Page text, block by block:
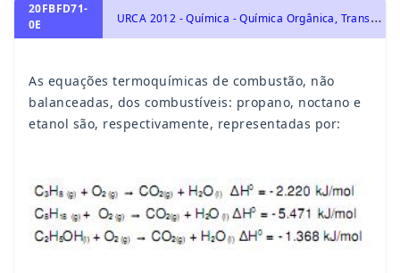
20FBFD71-
0E
U
RCA 2012 - Química - Química Orgânica, Transformações Químicas e Energia, Fórmulas, Balanceamento e Leis ponderais das reações químicas, Termoquímica: Energia Calorífica, Calor de reação, Entalpia, Equações e Lei de Hess., Representação das transformações químicas, Cadeias Carbônicas: Características e Classificações do Átomo do Carbono, Tipos de Ligação e Hibridação. Tipos de Cadeias Carbônicas e Fórmulas. Séries: Homóloga, Isóloga e Heteróloga.
As equações termoquímicas de combustão, não
balanceadas, dos combustíveis: propano, n­octano e
etanol são, respectivamente, representadas por: